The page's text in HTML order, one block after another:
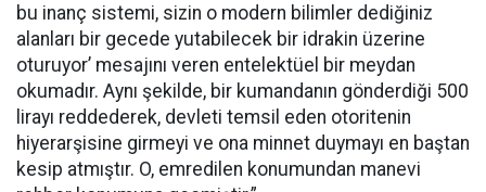
bu inanç sistemi, sizin o modern bilimler dediğiniz
alanları bir gecede yutabilecek bir idrakin üzerine
oturuyor’ mesajını veren entelektüel bir meydan
okumadır. Aynı şekilde, bir kumandanın gönderdiği 500
lirayı reddederek, devleti temsil eden otoritenin
hiyerarşisine girmeyi ve ona minnet duymayı en baştan
kesip atmıştır. O, emredilen konumundan manevi